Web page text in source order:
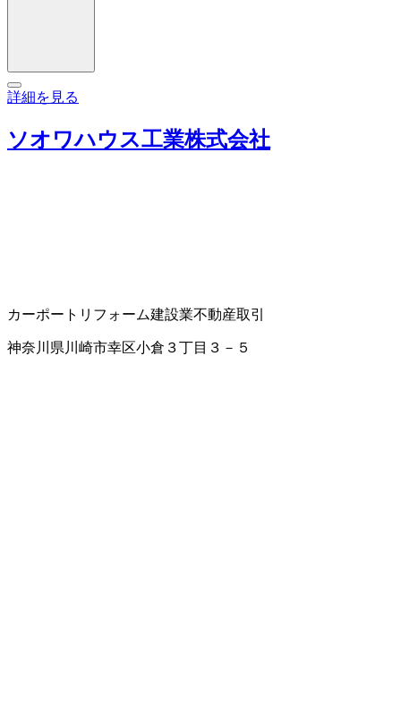
詳細を見る
ソオワハウス工業株式会社
カーポート リフォーム建設業不動産取引
神奈川県川崎市幸区小倉３丁目３－５